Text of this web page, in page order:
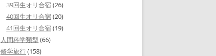
39回生オリ合宿(26)
40回生オリ合宿(20)
41回生オリ合宿(19)
人間科学類型 (66)
修学旅行(158)